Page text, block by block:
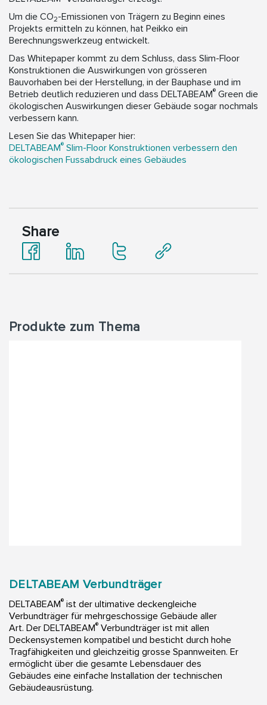
Um die CO2-Emissionen von Trägern zu Beginn eines
Projekts ermitteln zu können, hat Peikko ein
Berechnungswerkzeug entwickelt.
Das Whitepaper kommt zu dem Schluss, dass Slim-Floor
Konstruktionen die Auswirkungen von grösseren
Bauvorhaben bei der Herstellung, in der Bauphase und im
Betrieb deutlich reduzieren und dass DELTABEAM® Green die
ökologischen Auswirkungen dieser Gebäude sogar nochmals
verbessern kann.
Lesen Sie das Whitepaper hier:
DELTABEAM® Slim-Floor Konstruktionen verbessern den
ökologischen Fussabdruck eines Gebäudes
Share
Produkte zum Thema
DELTABEAM Verbundträger
DELTABEAM® ist der ultimative deckengleiche
Verbundträger für mehrgeschossige Gebäude aller
Art. Der DELTABEAM® Verbundträger ist mit allen
Deckensystemen kompatibel und besticht durch hohe
Tragfähigkeiten und gleichzeitig grosse Spannweiten. Er
ermöglicht über die gesamte Lebensdauer des
Gebäudes eine einfache Installation der technischen
Gebäudeausrüstung.